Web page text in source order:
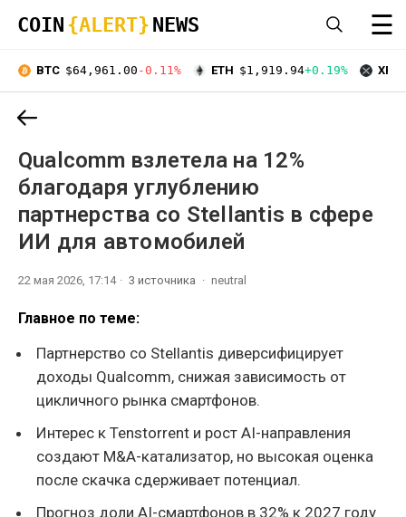
COIN {ALERT} NEWS ☰
BTC $64,961.00 -0.11% ETH $1,919.94+0.19% XRP
Qualcomm взлетела на 12%
благодаря углублению
партнерства со Stellantis в сфере
ИИ для автомобилей
22 мая 2026, 17:14 3 источника neutral
Главное по теме:
Партнерство со Stellantis диверсифицирует
доходы Qualcomm, снижая зависимость от
цикличного рынка смартфонов.
Интерес к Tenstorrent и рост AI-направления
создают M&A-катализатор, но высокая оценка
после скачка сдерживает потенциал.
Прогноз доли AI-смартфонов в 32% к 2027 году